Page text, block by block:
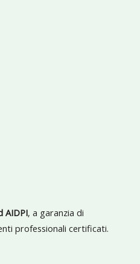
AIDPI, a garanzia di
professionali certificati.